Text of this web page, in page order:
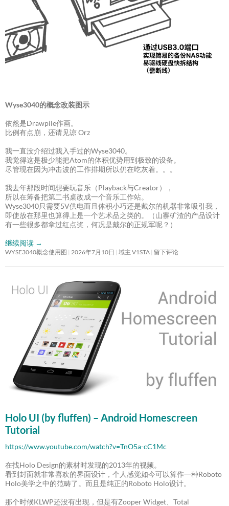
Wyse3040的概念改装图示
依然是Drawpile作画。
比例有点崩，还请见谅 Orz
我一直没介绍过我入手过的Wyse3040。
我觉得这是极少能把Atom的体积优势用到极致的设备。
尽管现在因为冲击波的工作排期所以仍在吃灰着。。。
我去年那段时间想要玩音乐（Playback与Creator），
所以在筹备把第二书桌改成一个音乐工作站。
Wyse3040只需要5V供电而且体积小巧还是戴尔的机器非常吸引我，
即使放在那里也算得上是一个艺术品之类的。（山寨矿渣的产品设计
有一些很多都拿过红点奖，何况是戴尔的正规军呢？）
继续阅读 →
WYSE3040概念使用图 2026年7月10日 域主 V1STA 留下评论
Holo UI (by fluffen) – Android Homescreen
Tutorial
https://www.youtube.com/watch?v=TnO5a-cC1Mc
在找Holo Design的素材时发现的2013年的视频。
看到封面就非常喜欢的界面设计，个人感觉如今可以算作一种Roboto
Holo美学之中的范畴了。而且是纯正的Roboto Holo设计。
那个时候KLWP还没有出现，但是有Zooper Widget、Total